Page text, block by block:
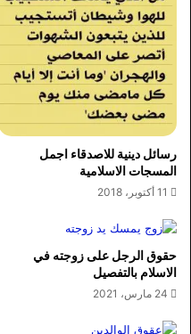
رسائل دينية للاصدقاء اجمل
المسجات الاسلامية
11 أكتوبر، 2018
حقوق الرجل على زوجته في
الاسلام بالتفصيل
24 مارس، 2021